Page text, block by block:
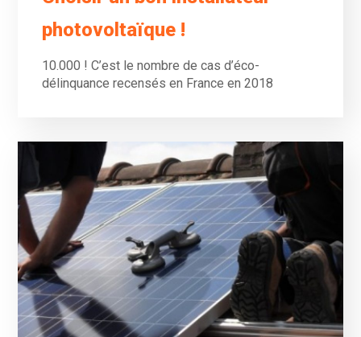
photovoltaïque !
10.000 ! C’est le nombre de cas d’éco-
délinquance recensés en France en 2018